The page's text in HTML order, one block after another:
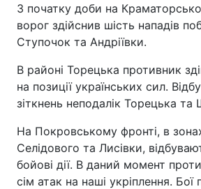
З початку доби на
ворог здійснив шість нападів
Ступочок та Андріївки.
В районі Торецька противник
на позиції українських сил.
зіткнень неподалік Торецька та
На Покровському фронті, в
Селідового та Лисівки,
бойові дії. В даний момент
сім атак на наші укріплення.